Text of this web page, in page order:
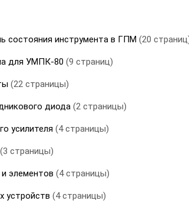
состояния инструмента в ГПМ (20
для УМПК-80 (9 страниц)
(22 страницы)
диода (2 страницы)
усилителя (4 страницы)
(3 страницы)
элементов (4 страницы)
устройств (4 страницы)